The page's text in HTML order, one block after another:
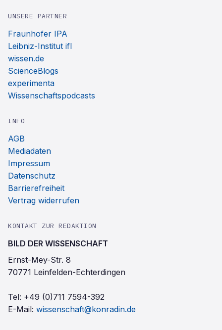
UNSERE PARTNER
Fraunhofer IPA
Leibniz-Institut ifl
wissen.de
ScienceBlogs
experimenta
Wissenschaftspodcasts
INFO
AGB
Mediadaten
Impressum
Datenschutz
Barrierefreiheit
Vertrag widerrufen
KONTAKT ZUR REDAKTION
BILD DER WISSENSCHAFT
Ernst-Mey-Str. 8
70771 Leinfelden-Echterdingen
Tel: +49 (0)711 7594-392
E-Mail: wissenschaft@konradin.de